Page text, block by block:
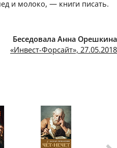
и молоко, — книги писать.
Беседовала Анна Орешкина
«Инвест-Форсайт», 27.05.2018